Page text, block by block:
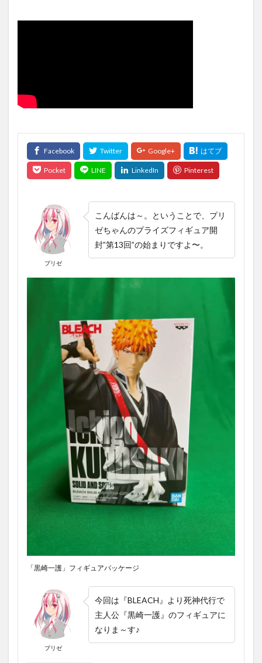
プリゼ
こんばんは～。ということで
プリ
ゼちゃんのプライズフィギュア開
封”第13回”の始まりですよ〜。
「黒崎一護」フィギュアパッケージ
プリゼ
今回は『BLEACH』より死神代行で
主人公『黒崎一護』のフィギュアに
なりま～す♪